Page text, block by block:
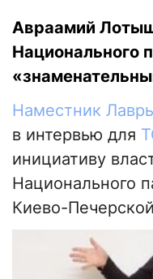
Авраамий
Национального
Наместник
в интервью для
инициативу
Национального
Киево-